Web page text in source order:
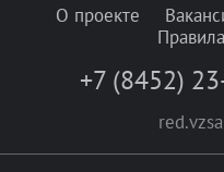
О проекте
+7 (8452)